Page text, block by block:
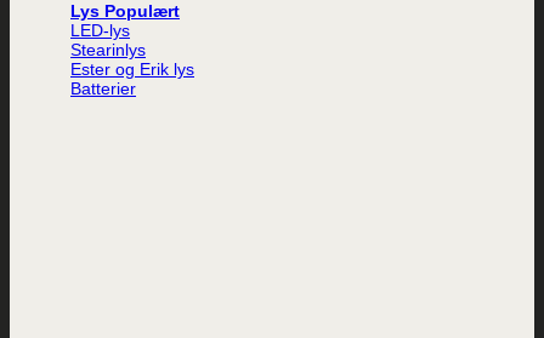
Lys
LED-lys
Stearinlys
Ester og Erik lys
Batterier